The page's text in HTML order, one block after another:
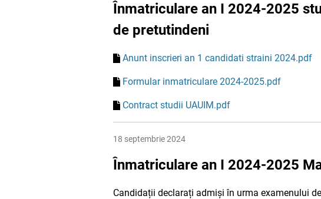
Înmatriculare an I 2024-2025
de pretutindeni
Anunt inscrieri an 1 candidati straini 2024.pdf
Formular inmatriculare 2024-2025.pdf
Contract studii UAUIM.pdf
18 septembrie 2024
Înmatriculare an I 2024-2025
Candidații declarați admiși în urma examenului